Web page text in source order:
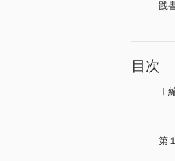
践
目次
Ⅰ
第